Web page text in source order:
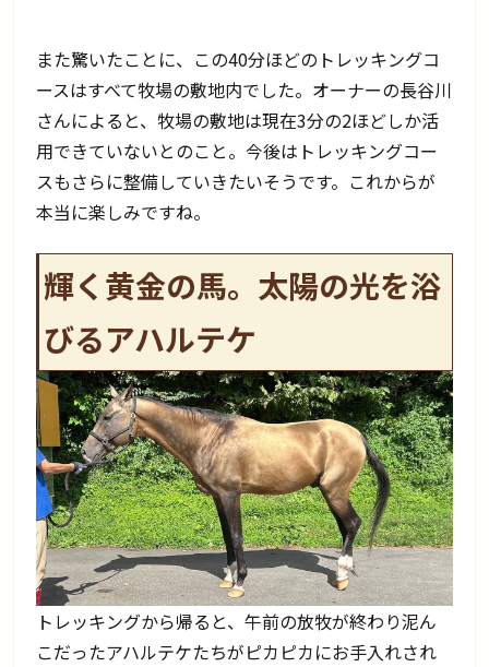
また驚いたことに、この40分ほどのトレッキングコ
ースはすべて牧場の敷地内でした。オーナーの長谷川
さんによると、牧場の敷地は現在3分の2ほどしか活
用できていないとのこと。今後はトレッキングコー
スもさらに整備していきたいそうです。これからが
本当に楽しみですね。
輝く黄金の馬。太陽の光を浴
びるアハルテケ
トレッキングから帰ると、午前の放牧が終わり泥ん
こだったアハルテケたちがピカピカにお手入れされ